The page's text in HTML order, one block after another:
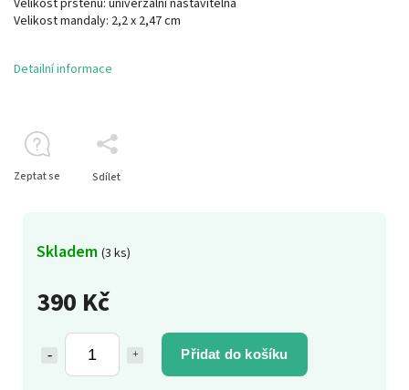
390 Kč
Přidat do košíku
Skladem (3 ks)
Velikost mandaly: 2,2 x 2,47 cm
Detailní informace
Zeptat se Sdílet